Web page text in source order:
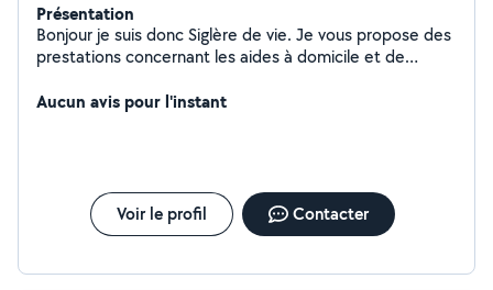
Présentation
Bonjour je suis donc Siglère de vie. Je vous propose des
prestations concernant les aides à domicile et de
ménagères et Démarches administrative
Aucun avis pour l'instant
Voir le profil Contacter